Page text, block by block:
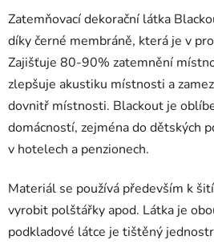
Zatemňovací dekorační látka
díky černé membráně, která je v
Zajišťuje 80-90% zatemnění
zlepšuje akustiku místnosti a
dovnitř místnosti. Blackout je
domácností, zejména do dětských
v hotelech a penzionech.
Materiál se používá především k
vyrobit polštářky apod. Látka je
podkladové látce je tištěný